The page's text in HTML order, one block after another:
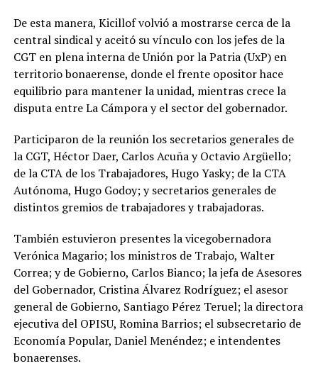
De esta manera, Kicillof volvió a mostrarse cerca de la
central sindical y aceitó su vínculo con los jefes de la
CGT en plena interna de Unión por la Patria (UxP) en
territorio bonaerense, donde el frente opositor hace
equilibrio para mantener la unidad, mientras crece la
disputa entre La Cámpora y el sector del gobernador.
Participaron de la reunión los secretarios generales de
la CGT, Héctor Daer, Carlos Acuña y Octavio Argüello;
de la CTA de los Trabajadores, Hugo Yasky; de la CTA
Autónoma, Hugo Godoy; y secretarios generales de
distintos gremios de trabajadores y trabajadoras.
También estuvieron presentes la vicegobernadora
Verónica Magario; los ministros de Trabajo, Walter
Correa; y de Gobierno, Carlos Bianco; la jefa de Asesores
del Gobernador, Cristina Álvarez Rodríguez; el asesor
general de Gobierno, Santiago Pérez Teruel; la directora
ejecutiva del OPISU, Romina Barrios; el subsecretario de
Economía Popular, Daniel Menéndez; e intendentes
bonaerenses.